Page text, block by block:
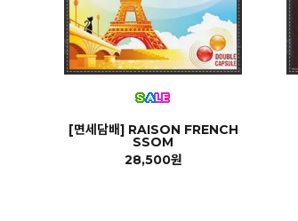
[면세담배] RAISON FRENCH
SSOM
28,500원